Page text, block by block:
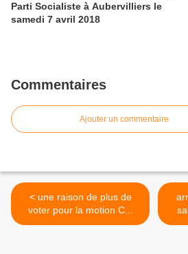
Parti Socialiste à Aubervilliers le
samedi 7 avril 2018
Commentaires
Ajouter un commentaire
< une raison de plus de
voter pour la motion C...